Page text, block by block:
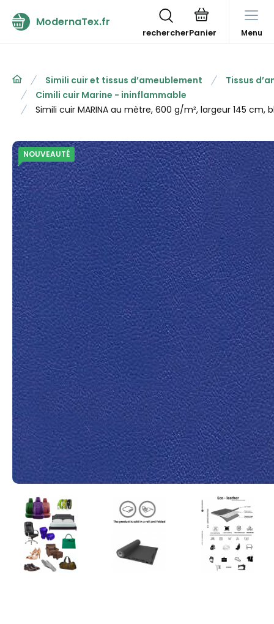
ModernaTex.fr
rechercher Menu
Simili cuir et tissus d’ameublement
Tissus
Cimili cuir Marine - ininflammable
Simili cuir MARINA au mètre, 600 g/m², largeur 145 cm,
NOUVEAUTÉ